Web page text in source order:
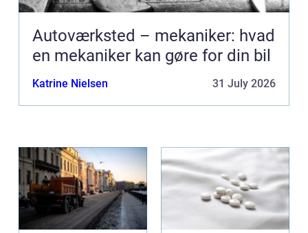
Autoværksted – mekaniker: hvad
en mekaniker kan gøre for din bil
Katrine Nielsen 31 July 2026